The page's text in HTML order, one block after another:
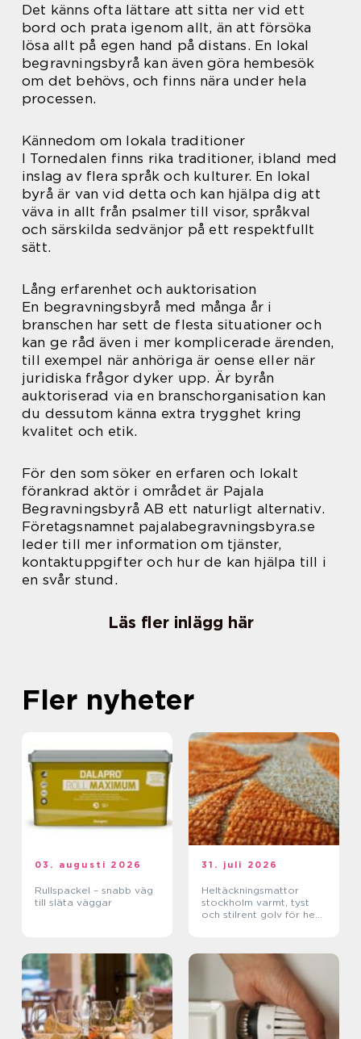
Det känns ofta lättare att sitta ner vid ett
bord och prata igenom allt, än att försöka
lösa allt på egen hand på distans. En lokal
begravningsbyrå kan även göra hembesök
om det behövs, och finns nära under hela
processen.
Kännedom om lokala traditioner
I Tornedalen finns rika traditioner, ibland med
inslag av flera språk och kulturer. En lokal
byrå är van vid detta och kan hjälpa dig att
väva in allt från psalmer till visor, språkval
och särskilda sedvänjor på ett respektfullt
sätt.
Lång erfarenhet och auktorisation
En begravningsbyrå med många år i
branschen har sett de flesta situationer och
kan ge råd även i mer komplicerade ärenden,
till exempel när anhöriga är oense eller när
juridiska frågor dyker upp. Är byrån
auktoriserad via en branschorganisation kan
du dessutom känna extra trygghet kring
kvalitet och etik.
För den som söker en erfaren och lokalt
förankrad aktör i området är Pajala
Begravningsbyrå AB ett naturligt alternativ.
Företagsnamnet pajalabegravningsbyra.se
leder till mer information om tjänster,
kontaktuppgifter och hur de kan hjälpa till i
en svår stund.
Läs fler inlägg här
Fler nyheter
03. augusti 2026
Rullspackel – snabb väg
till släta väggar
31. juli 2026
Heltäckningsmattor
stockholm varmt, tyst
och stilrent golv för hem